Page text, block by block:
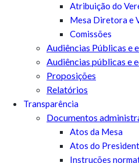
Atribuição do
Mesa Diretora e
Comissões
Audiências Públicas e
Audiências públicas e
Proposições
Relatórios
Transparência
Documentos
Atos da Mesa
Atos do
Instruções